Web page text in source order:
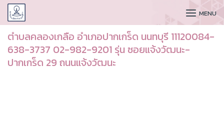
CUDAA MENU
ตำบลคลองเกลือ อำเภอปากเกร็ด นนทบุรี 11120084-
638-3737 02-982-9201 รุ่น ซอยแจ้งวัฒนะ-
ปากเกร็ด 29 ถนนแจ้งวัฒนะ